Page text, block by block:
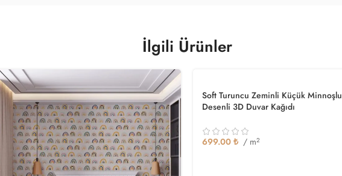
İlgili Ürünler
Soft Turuncu Zeminli Küçük Minnoşlu
Desenli 3D Duvar Kağıdı
699.00 ₺ / m2